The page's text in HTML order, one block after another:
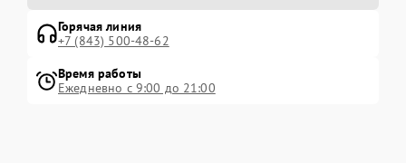
Горячая линия
+7 (843) 500-48-62
Время работы
Ежедневно с 9:00 до 21:00